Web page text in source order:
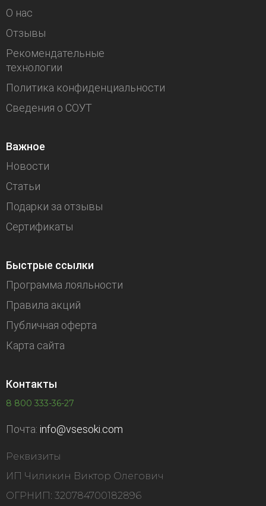
О нас
Отзывы
Рекомендательные
технологии
Политика конфиденциальности
Сведения о СОУТ
Важное
Новости
Статьи
Подарки за отзывы
Сертификаты
Быстрые ссылки
Программа лояльности
Правила акций
Публичная оферта
Карта сайта
Контакты
8 800 333-36-27
Почта: info@vsesoki.com
Реквизиты
ИП Чиликин Виктор Олегович
ОГРНИП: 320784700182896